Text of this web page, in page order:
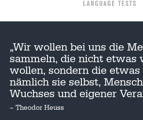
„Wir wollen bei uns die
sammeln, die nicht etwas
wollen, sondern die
nämlich sie selbst,
Wuchses und eigener
– Theodor Heuss